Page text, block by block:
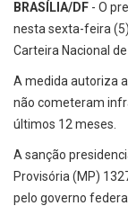
BRASÍLIA/DF - O
nesta sexta-feira
Carteira Nacional
A medida autoriza
não cometeram
últimos 12 meses.
A sanção
Provisória (MP)
pelo governo